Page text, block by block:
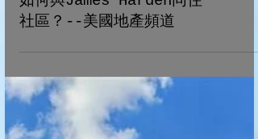
如何與James Harden同住一
社區？--美國地產頻道